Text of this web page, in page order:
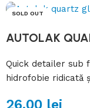
SOLD OUT
AUTOLAK
Quick detailer sub
hidrofobie ridicată
26,00 lei